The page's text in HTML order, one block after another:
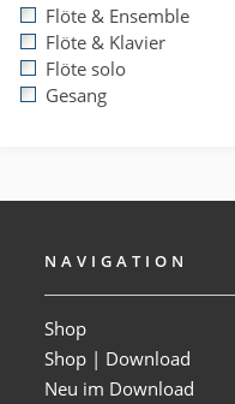
Flöte & Ensemble
Flöte & Klavier
Flöte solo
Gesang
NAVIGATION
Shop
Shop | Download
Neu im Download